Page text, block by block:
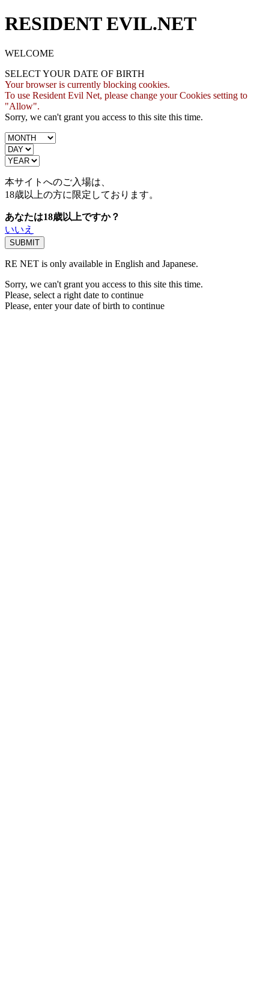
RESIDENT EVIL.NET
WELCOME
SELECT YOUR DATE OF BIRTH
Your browser is currently blocking cookies.
To use Resident Evil Net, please change your Cookies setting to
"Allow".
Sorry, we can't grant you access to this site this time.
本サイトへのご入場は、
18歳以上の方に限定しております。
あなたは18歳以上ですか？
いいえ
RE NET is only available in English and Japanese.
Sorry, we can't grant you access to this site this time.
Please, select a right date to continue
Please, enter your date of birth to continue